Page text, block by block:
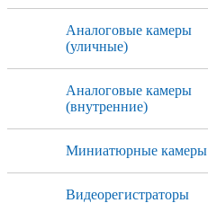
Аналоговые камеры
(уличные)
Аналоговые камеры
(внутренние)
Миниатюрные камеры
Видеорегистраторы